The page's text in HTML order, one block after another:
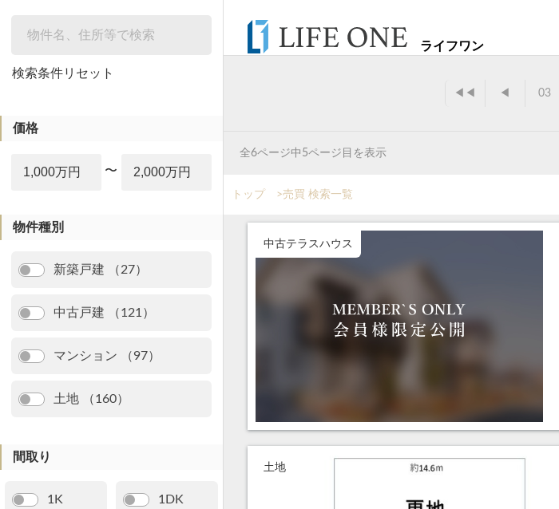
検索条件リセット
価格
〜
物件種別
新築戸建 （27）
中古戸建 （121）
マンション （97）
土地 （160）
間取り
1K 1DK
ライフワン
◀◀
◀ 03
全6ページ中5ページ目を表示
トップ >売買 検索一覧
中古テラスハウス
土地